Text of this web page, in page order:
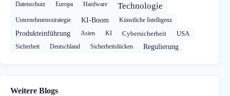
Datenschutz Europa Hardware Technologie
Unternehmensstrategie KI-Boom Künstliche Intelligenz
Produkteinführung Asien KI Cybersicherheit USA
Sicherheit Deutschland Sicherheitslücken Regulierung
Weitere Blogs